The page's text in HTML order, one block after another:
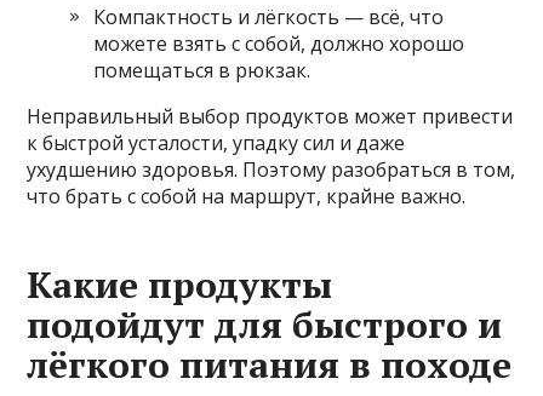
Компактность и лёгкость — всё, что
можете взять с собой, должно хорошо
помещаться в рюкзак.
Неправильный выбор продуктов может привести
к быстрой усталости, упадку сил и даже
ухудшению здоровья. Поэтому разобраться в том,
что брать с собой на маршрут, крайне важно.
Какие продукты
подойдут для быстрого и
лёгкого питания в походе